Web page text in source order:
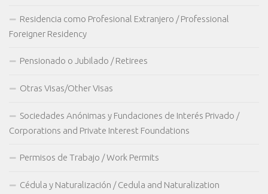
Residencia como Profesional Extranjero / Professional
Foreigner Residency
Pensionado o Jubilado / Retirees
Otras Visas/Other Visas
Sociedades Anónimas y Fundaciones de Interés Privado /
Corporations and Private Interest Foundations
Permisos de Trabajo / Work Permits
Cédula y Naturalización / Cedula and Naturalization